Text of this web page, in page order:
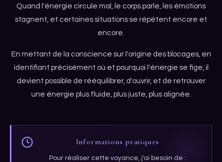
Quand l'énergie circule mal, le corps parle, les émotions
stagnent, et certaines situations se répètent encore et
encore.
En mettant de la conscience sur l'origine des blocages, en
identifiant précisément où et pourquoi l'énergie se fige, il
devient possible de rééquilibrer, d'ouvrir, et de retrouver
une énergie plus fluide, plus juste, plus alignée.
Informations pratiques
Pour réaliser cette voyance, j'ai besoin de :